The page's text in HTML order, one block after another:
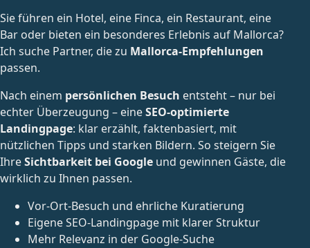
Uso propio:Para exploraciones privadas o
planificación empresarial.
Página web incluida:Posibilidad opcional de
crear una página propia para sus clientes.
👉Solicitar ahora directamente por WhatsApp
Sie führen ein Hotel, eine Finca, ein Restaurant, eine
Bar oder bieten ein besonderes Erlebnis auf Mallorca?
Ich suche Partner, die zu Mallorca-Empfehlungen
passen.
Nach einem persönlichen Besuch entsteht – nur bei
echter Überzeugung – eineSEO-optimierte
Landingpage: klar erzählt, faktenbasiert, mit
nützlichen Tipps und starken Bildern. So steigern Sie
IhreSichtbarkeit bei Google und gewinnen Gäste, die
wirklich zu Ihnen passen.
Vor-Ort-Besuch und ehrliche Kuratierung
Eigene SEO-Landingpage mit klarer Struktur
Mehr Relevanz in der Google-Suche